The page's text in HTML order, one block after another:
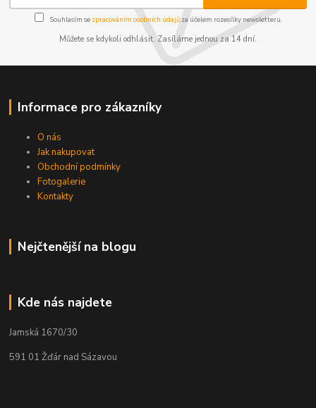
Souhlasím se zpracováním osobních údajůza účelem rozesílky newsletteru.
Můžete se kdykoli odhlásit. Zasíláme jednou za 14 dní.
Informace pro zákazníky
O nás
Jak nakupovat
Obchodní podmínky
Fotogalerie
Kontakty
Nejčtenější na blogu
Kde nás najdete
Jamská 1670/30
591 01 Žďár nad Sázavou